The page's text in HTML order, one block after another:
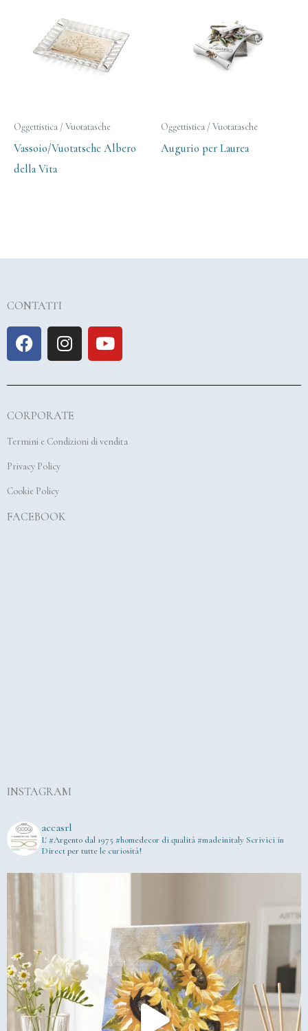
Oggettistica / Vuotatasche
Vassoio/Vuotatsche Albero
della Vita
Oggettistica / Vuotatasche
Augurio per Laurea
CONTATTI
F
a
e
o
o
I
n
t
g
r
Y
o
t
e
CORPORATE
Termini e Condizioni di vendita
Privacy Policy
Cookie Policy
FACEBOOK
INSTAGRAM
accasrl
L' #Argento dal 1975 #homedecor di qualità #madeinitaly Scrivici in
Direct per tutte le curiosità!